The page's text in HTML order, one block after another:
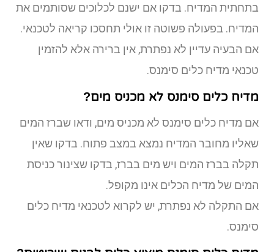
בתחתית המדיח. בדקו אם ישנם לכלוכים שסותמים את
המדיח. בפעולה פשוטה זו אולי תחסכו קריאה לטכנאי.
אם הבעיה עדיין לא נפתרת, אין ברירה אלא להזמין
טכנאי מדיח כלים סימנס.
מדיח כלים סימנס לא מכניס מים?
אם מדיח כלים סימנס לא מכניס מים, ודאו שברז המים
שאליו מחובר המדיח נמצא במצב פתוח. בדקו שאין
תקלה בברז המים ויש מים בברז, בדקו שצינור כניסת
המים של מדיח הכלים אינו מקופל.
אם התקלה לא נפתרת, יש לקרוא לטכנאי מדיח כלים
סימנס.